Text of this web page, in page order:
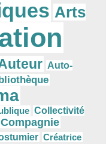
Arts
Auto-
Collectivité
Compagnie
Créatrice